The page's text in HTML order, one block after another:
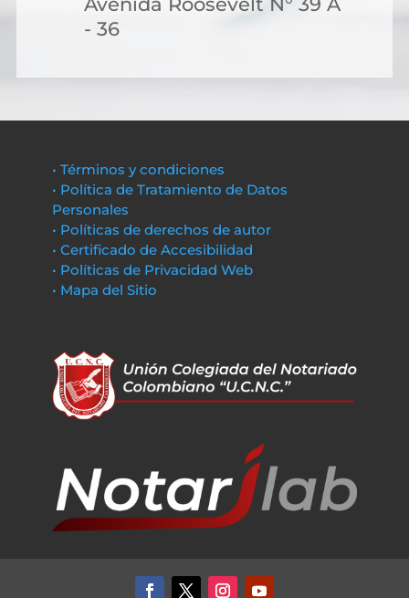
- 36
• Términos y condiciones
• Política de Tratamiento de Datos
Personales
• Políticas de derechos de autor
• Certificado de Accesibilidad
• Políticas de Privacidad Web
• Mapa del Sitio